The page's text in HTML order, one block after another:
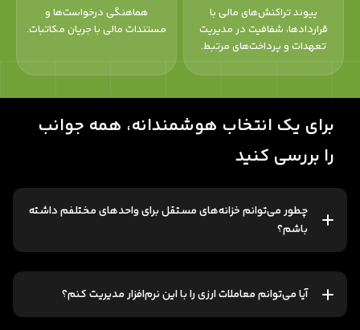
پیوند تراکنش‌های مالی با
قراردادها، شفافیت در مدیریت
تعهدات و پرداخت‌های مرتبط.
هماهنگی درخواست‌ها و
مستندات مالی با جریان مکاتبات.
برای یک انتخاب هوشمندانه، همه جوانب
را بررسی کنید
چطور می‌توانم خزانه‌های مستقل برای واحدهای مختلفم داشته
باشم؟
آیا می‌توانم معاملات ارزی را با این نرم‌افزار مدیریت کنم؟